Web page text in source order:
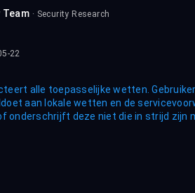
Team · Security Research
22
alle toepasselijke wetten.
aan lokale wetten en de
onderschrijft deze niet die in strijd zijn